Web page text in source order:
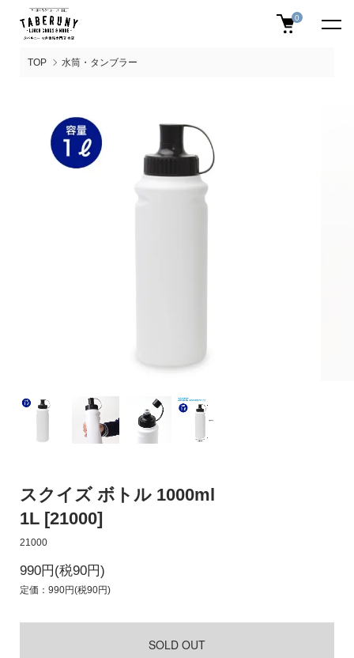
0
TOP 水筒・タンブラー
スクイズ ボトル 1000ml
1L [21000]
21000
990円(税90円)
定価：990円(税90円)
SOLD OUT